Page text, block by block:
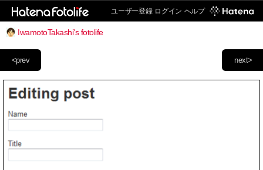
ユーザー登録 ログイン ヘルプ
IwamotoTakashi's fotolife
next>
<prev